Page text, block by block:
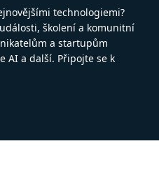
technologiemi?
školení a komunitní
a startupům
AI a další. Připojte se k